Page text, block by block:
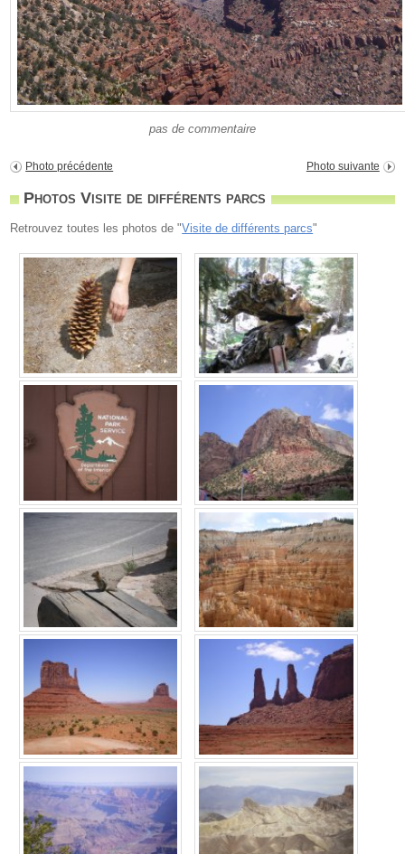
pas de commentaire
Photo précédente Photo suivante
Photos Visite de différents parcs
Retrouvez toutes les photos de "Visite de différents parcs"